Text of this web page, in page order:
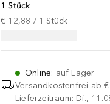
1 Stück
€ 12,88 / 1 Stück
Online: auf Lager
Versandkostenfrei ab
Lieferzeitraum: Di.,